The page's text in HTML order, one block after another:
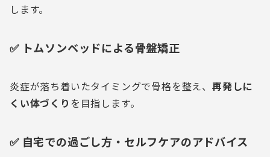
します。
✅ トムソンベッドによる骨盤矯正
炎症が落ち着いたタイミングで骨格を整え、 再発しに
くい体づくり を目指します。
✅ 自宅での過ごし方・セルフケアのアドバイス